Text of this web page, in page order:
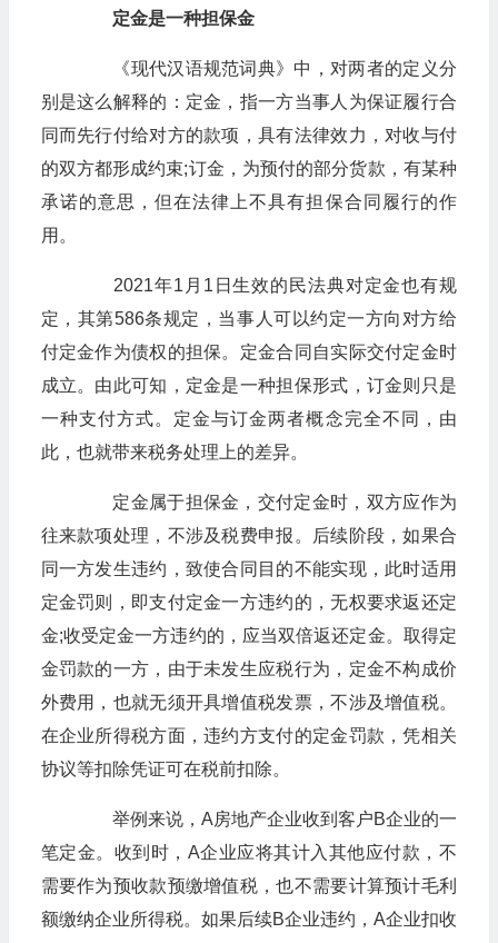
定金是一种担保金
《现代汉语规范词典》中，对两者的定义分
别是这么解释的：定金，指一方当事人为保证履行合
同而先行付给对方的款项，具有法律效力，对收与付
的双方都形成约束;订金，为预付的部分货款，有某种
承诺的意思，但在法律上不具有担保合同履行的作
用。
2021年1月1日生效的民法典对定金也有规
定，其第586条规定，当事人可以约定一方向对方给
付定金作为债权的担保。定金合同自实际交付定金时
成立。由此可知，定金是一种担保形式，订金则只是
一种支付方式。定金与订金两者概念完全不同，由
此，也就带来税务处理上的差异。
定金属于担保金，交付定金时，双方应作为
往来款项处理，不涉及税费申报。后续阶段，如果合
同一方发生违约，致使合同目的不能实现，此时适用
定金罚则，即支付定金一方违约的，无权要求返还定
金;收受定金一方违约的，应当双倍返还定金。取得定
金罚款的一方，由于未发生应税行为，定金不构成价
外费用，也就无须开具增值税发票，不涉及增值税。
在企业所得税方面，违约方支付的定金罚款，凭相关
协议等扣除凭证可在税前扣除。
举例来说，A房地产企业收到客户B企业的一
笔定金。收到时，A企业应将其计入其他应付款，不
需要作为预收款预缴增值税，也不需要计算预计毛利
额缴纳企业所得税。如果后续B企业违约，A企业扣收